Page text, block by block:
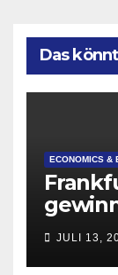
Das
ECONOMICS &
JULI 13,